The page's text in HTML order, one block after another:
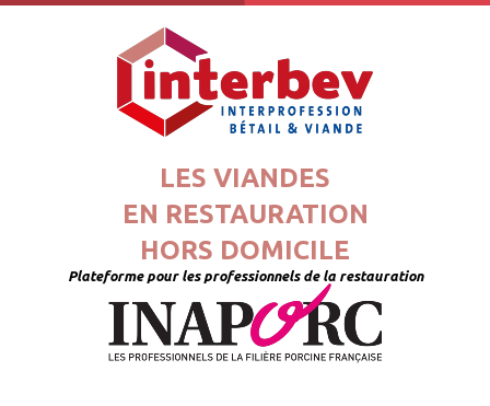
LES VIANDES
EN RESTAURATION
HORS DOMICILE
Plateforme pour les professionnels de la restauration